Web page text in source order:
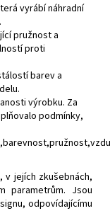
vyrábí náhradní
pružnost a
proti
barev a
výrobku. Za
podmínky,
jejích zkušebnách,
parametrům. Jsou
odpovídajícímu